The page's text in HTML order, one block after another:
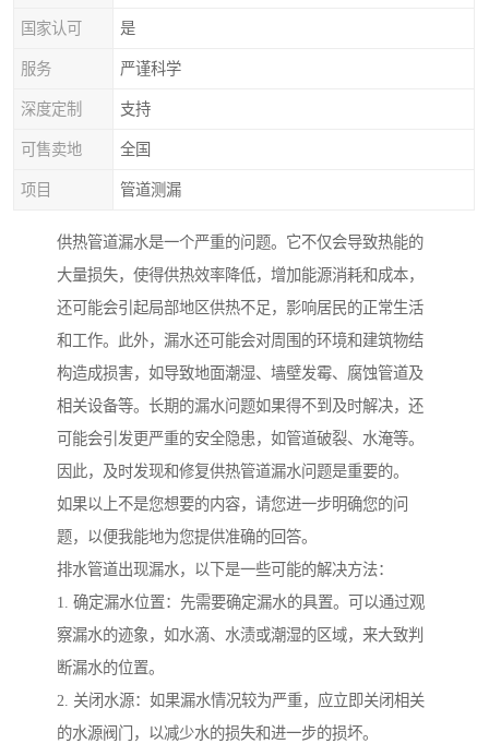
国家认可 是
服务 严谨科学
深度定制 支持
可售卖地 全国
项目 管道测漏
供热管道漏水是一个严重的问题。它不仅会导致热能的
大量损失，使得供热效率降低，增加能源消耗和成本，
还可能会引起局部地区供热不足，影响居民的正常生活
和工作。此外，漏水还可能会对周围的环境和建筑物结
构造成损害，如导致地面潮湿、墙壁发霉、腐蚀管道及
相关设备等。长期的漏水问题如果得不到及时解决，还
可能会引发更严重的安全隐患，如管道破裂、水淹等。
因此，及时发现和修复供热管道漏水问题是重要的。
如果以上不是您想要的内容，请您进一步明确您的问
题，以便我能地为您提供准确的回答。
排水管道出现漏水，以下是一些可能的解决方法：
1. 确定漏水位置：先需要确定漏水的具置。可以通过观
察漏水的迹象，如水滴、水渍或潮湿的区域，来大致判
断漏水的位置。
2. 关闭水源：如果漏水情况较为严重，应立即关闭相关
的水源阀门，以减少水的损失和进一步的损坏。